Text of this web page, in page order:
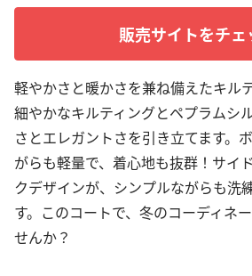
販売サイトをチェ
軽やかさと暖かさを兼ね備えたキル
細やかなキルティングとペプラムシ
さとエレガントさを引き立てます。
がらも軽量で、着心地も抜群！サイ
クデザインが、シンプルながらも洗
す。このコートで、冬のコーディネ
せんか？